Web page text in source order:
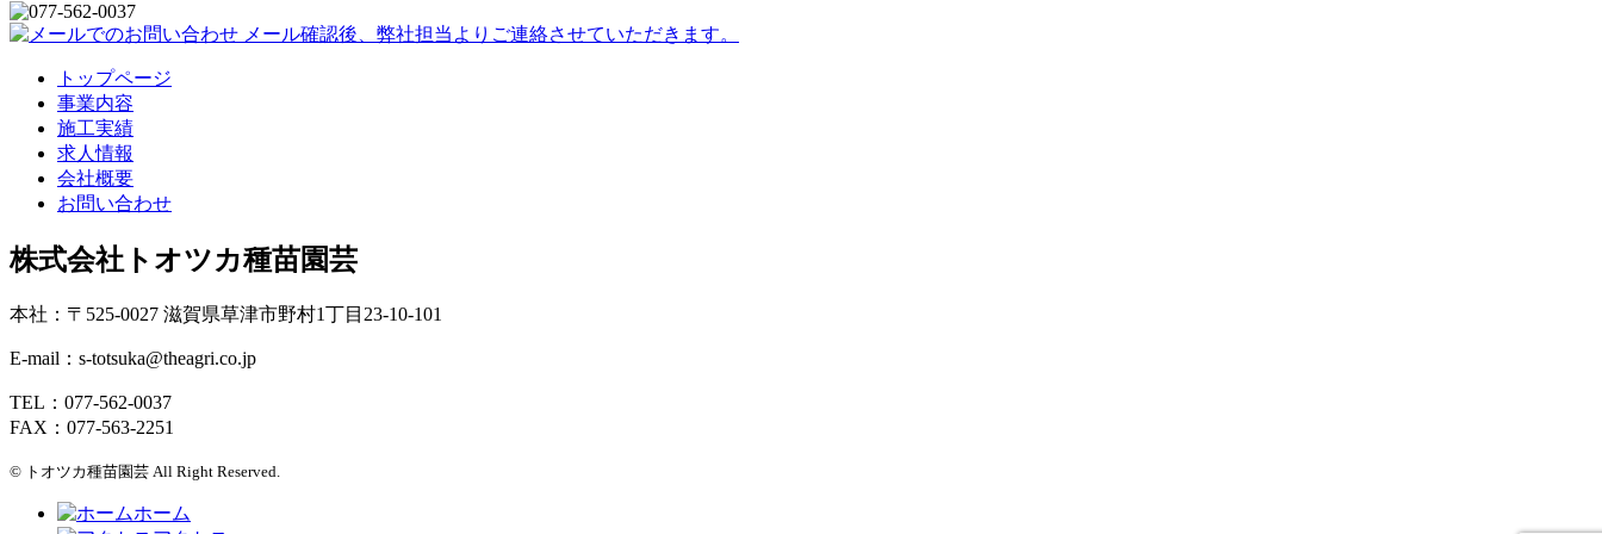
トップページ
事業内容
施工実績
求人情報
会社概要
お問い合わせ
株式会社トオツカ種苗園芸
本社：〒525-0027 滋賀県草津市野村1丁目23-10-101
E-mail：s-totsuka@theagri.co.jp
TEL：077-562-0037
FAX：077-563-2251
© トオツカ種苗園芸 All Right Reserved.
ホーム